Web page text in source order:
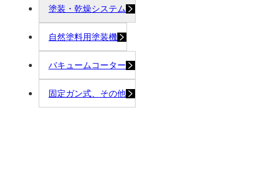
塗装・乾燥システム
自然塗料用塗装機
バキュームコーター
固定ガン式、その他